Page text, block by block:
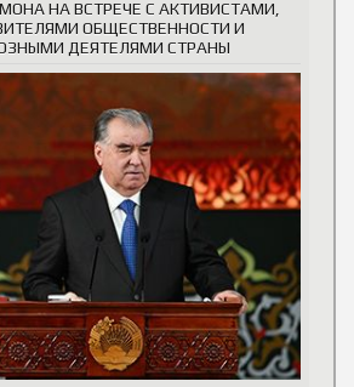
НА ВСТРЕЧЕ С АКТИВИСТАМИ,
ОБЩЕСТВЕННОСТИ И
ДЕЯТЕЛЯМИ СТРАНЫ